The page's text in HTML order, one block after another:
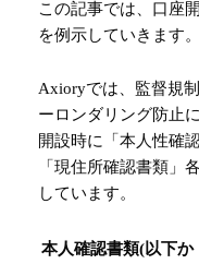
この記事では、口座
を例示していきます。
Axioryでは、監督規
ーロンダリング防止
開設時に「本人性確
「現住所確認書類」
しています。
本人確認書類(以下か